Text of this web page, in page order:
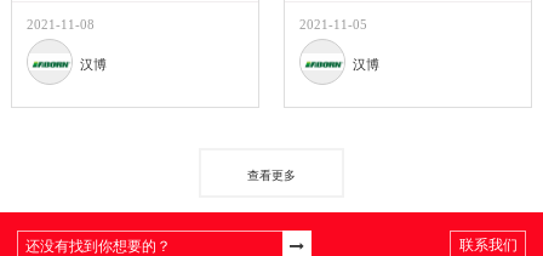
2021-11-08
汉博
2021-11-05
汉博
查看更多
联系我们